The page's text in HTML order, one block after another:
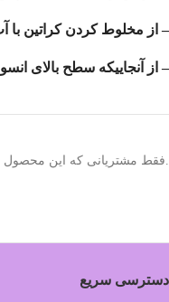
– از مخلوط کردن کراتین با
– از آنجاییکه سطح بالای
.فقط مشتریانی که این محصول
دسترسی سریع